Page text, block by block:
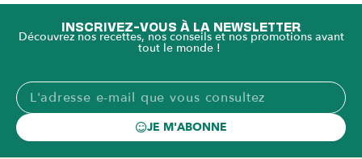
INSCRIVEZ-VOUS À LA NEWSLETTER
Découvrez nos recettes, nos conseils et nos promotions avant
tout le monde !
JE M'ABONNE